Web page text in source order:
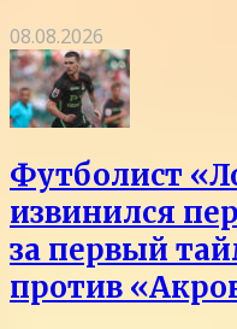
08.08.2026
Футболист
извинился
за первый
против